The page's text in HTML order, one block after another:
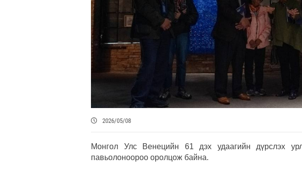
2026/05/08
Монгол Улс Венецийн 61 дэх удаагийн дүрслэх
павьолоноороо оролцож байна.